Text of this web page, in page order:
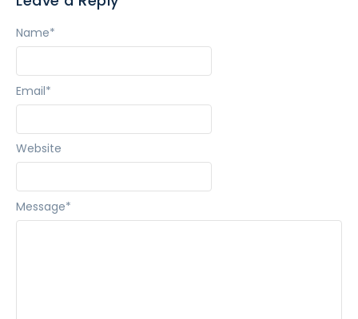
Message*
Name*
Email*
Website